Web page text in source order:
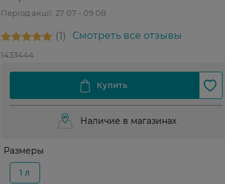
Період акції: 27 07 - 09 08
1 Смотреть все отзывы
1433444
Наличие в магазинах
Размеры
1 л